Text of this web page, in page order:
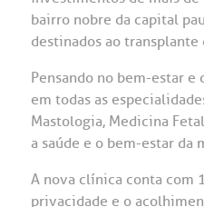
bairro nobre da capital
destinados ao
Pensando no bem-estar e
em todas as
Mastologia, Medicina
a saúde e o bem-estar da
A nova clínica conta com
privacidade e o